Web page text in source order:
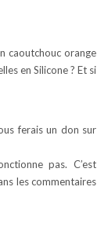
caoutchouc orange
en Silicone ? Et si
ferais un don sur
pas. C’est
les commentaires